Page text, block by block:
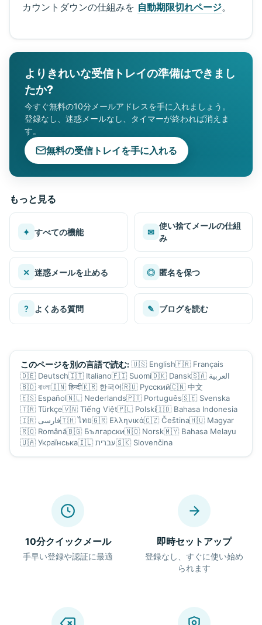
カウントダウンの仕組みを 自動期限切れページ。
よりきれいな受信トレイの準備はできまし
たか?
今すぐ無料の10分メールアドレスを手に入れましょう。
登録なし、迷惑メールなし、タイマーが終われば消えま
す。
無料の受信トレイを手に入れる
もっと見る
✦ すべての機能 ✉
使い捨てメールの仕組
み
✕ 迷惑メールを止める ◎ 匿名を保つ
? よくある質問 ✎ ブログを読む
このページを別の言語で読む: 🇺🇸 English🇫🇷 Français
🇩🇪 Deutsch🇮🇹 Italiano🇫🇮 Suomi🇩🇰 Dansk🇸🇦 العربية
🇧🇩 বাংলা🇮🇳 हिन्दी🇰🇷 한국어🇷🇺 Русский🇨🇳 中文
🇪🇸 Español🇳🇱 Nederlands🇵🇹 Português🇸🇪 Svenska
🇹🇷 Türkçe🇻🇳 Tiếng Việt🇵🇱 Polski🇮🇩 Bahasa Indonesia
🇮🇷 فارسی🇹🇭ไทย🇬🇷 Ελληνικά🇨🇿 Čeština🇭🇺 Magyar
🇷🇴 Română🇧🇬 Български🇳🇴 Norsk🇲🇾 Bahasa Melayu
🇺🇦 Українська🇮🇱 עברית🇸🇰 Slovenčina
10分クイックメール
手早い登録や認証に最適
即時セットアップ
登録なし、すぐに使い始め
られます